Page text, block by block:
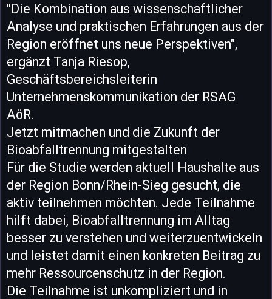
"Die Kombination aus wissenschaftlicher
Analyse und praktischen Erfahrungen aus der
Region eröffnet uns neue Perspektiven",
ergänzt Tanja Riesop,
Geschäftsbereichsleiterin
Unternehmenskommunikation der RSAG
AöR.
Jetzt mitmachen und die Zukunft der
Bioabfalltrennung mitgestalten
Für die Studie werden aktuell Haushalte aus
der Region Bonn/Rhein-Sieg gesucht, die
aktiv teilnehmen möchten. Jede Teilnahme
hilft dabei, Bioabfalltrennung im Alltag
besser zu verstehen und weiterzuentwickeln
und leistet damit einen konkreten Beitrag zu
mehr Ressourcenschutz in der Region.
Die Teilnahme ist unkompliziert und in